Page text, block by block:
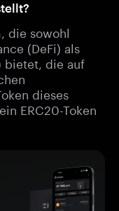
die sowohl
(DeFi) als
bietet, die auf
dieses
ERC20-Token